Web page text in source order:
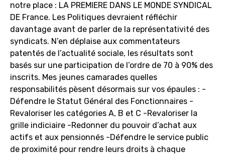
notre place : LA PREMIERE DANS LE MONDE SYNDICAL
DE France. Les Politiques devraient réfléchir
davantage avant de parler de la représentativité des
syndicats. N’en déplaise aux commentateurs
patentés de l’actualité sociale, les résultats sont
basés sur une participation de l’ordre de 70 à 90% des
inscrits. Mes jeunes camarades quelles
responsabilités pèsent désormais sur vos épaules : -
Défendre le Statut Général des Fonctionnaires -
Revaloriser les catégories A, B et C -Revaloriser la
grille indiciaire -Redonner du pouvoir d’achat aux
actifs et aux pensionnés -Défendre le service public
de proximité pour rendre leurs droits à chaque